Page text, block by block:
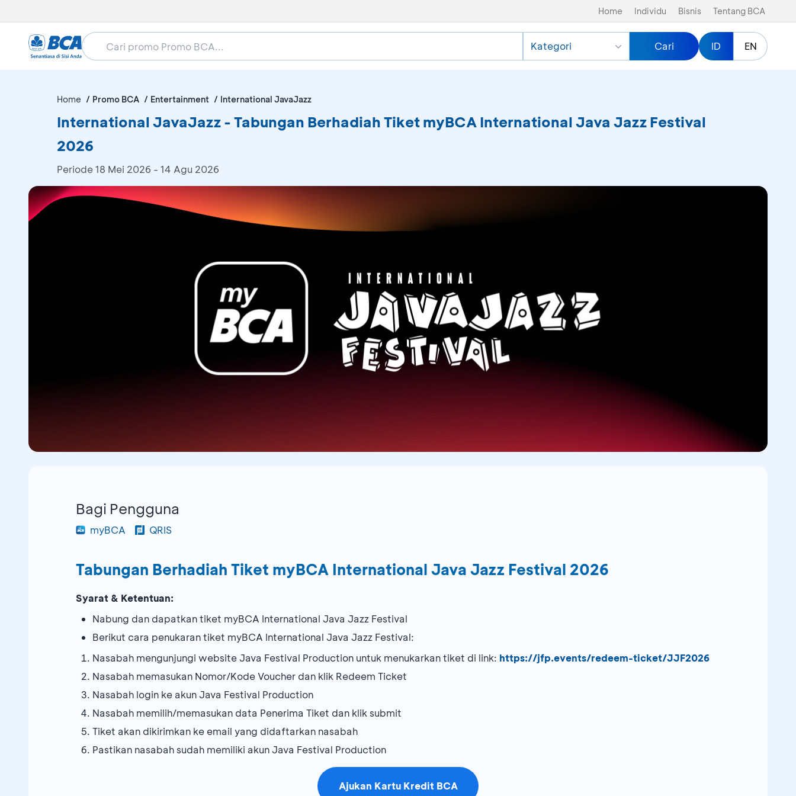
Home Individu Bisnis Tentang BCA
Kategori Cari ID EN
Home Promo BCA Entertainment International JavaJazz
International JavaJazz - Tabungan Berhadiah Tiket myBCA International Java Jazz Festival
2026
Periode18 Mei 2026 - 14 Agu 2026
Bagi Pengguna
myBCA QRIS
Tabungan Berhadiah Tiket myBCA International Java Jazz Festival 2026
Syarat & Ketentuan:
Nabung dan dapatkan tiket myBCA International Java Jazz Festival
Berikut cara penukaran tiket myBCA International Java Jazz Festival:
Nasabah mengunjungi website Java Festival Production untuk menukarkan tiket di link: https://jfp.events/redeem-ticket/JJF2026
Nasabah memasukan Nomor/Kode Voucher dan klik Redeem Ticket
Nasabah login ke akun Java Festival Production
Nasabah memilih/memasukan data Penerima Tiket dan klik submit
Tiket akan dikirimkan ke email yang didaftarkan nasabah
Pastikan nasabah sudah memiliki akun Java Festival Production
Ajukan Kartu Kredit BCA